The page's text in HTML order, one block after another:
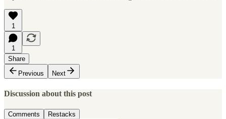
1
1
Share
Previous
Next
Discussion about this post
Comments Restacks